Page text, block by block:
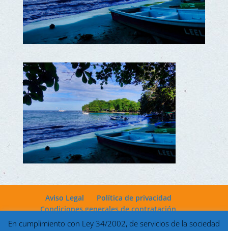
Aviso Legal
Política de privacidad
Condiciones generales de contratación
En cumplimiento con Ley 34/2002, de servicios de la sociedad